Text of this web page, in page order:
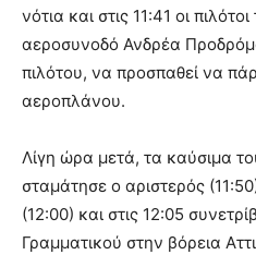
νότια και στις 11:41 οι
αεροσυνοδό Ανδρέα
πιλότου, να προσπαθεί να
αεροπλάνου.
Λίγη ώρα μετά, τα καύσιμα
σταμάτησε ο αριστερός
(12:00) και στις 12:05
Γραμματικού στην βόρεια